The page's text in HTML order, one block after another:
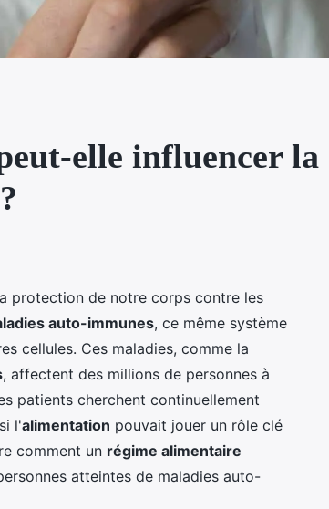
elle influencer la
protection de notre corps contre les
auto-immunes, ce même système
cellules. Ces maladies, comme la
, affectent des millions de personnes à
patients cherchent continuellement
l'alimentation pouvait jouer un rôle clé
comment un régime alimentaire
atteintes de maladies auto-